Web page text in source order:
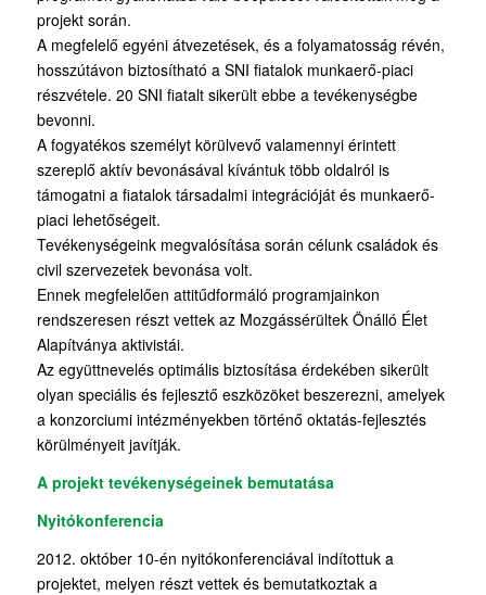
projekt során.
A megfelelő egyéni átvezetések, és a folyamatosság révén,
hosszútávon biztosítható a SNI fiatalok munkaerő-piaci
részvétele. 20 SNI fiatalt sikerült ebbe a tevékenységbe
bevonni.
A fogyatékos személyt körülvevő valamennyi érintett
szereplő aktív bevonásával kívántuk több oldalról is
támogatni a fiatalok társadalmi integrációját és munkaerő-
piaci lehetőségeit.
Tevékenységeink megvalósítása során célunk családok és
civil szervezetek bevonása volt.
Ennek megfelelően attitűdformáló programjainkon
rendszeresen részt vettek az Mozgássérültek Önálló Élet
Alapítványa aktivistái.
Az együttnevelés optimális biztosítása érdekében sikerült
olyan speciális és fejlesztő eszközöket beszerezni, amelyek
a konzorciumi intézményekben történő oktatás-fejlesztés
körülményeit javítják.
A projekt tevékenységeinek bemutatása
Nyitókonferencia
2012. október 10-én nyitókonferenciával indítottuk a
projektet, melyen részt vettek és bemutatkoztak a